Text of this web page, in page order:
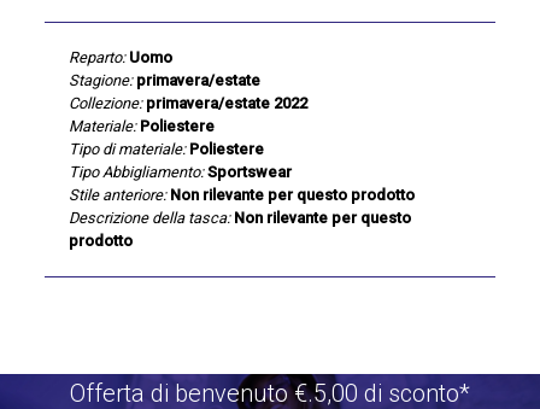
Reparto: Uomo
Stagione: primavera/estate
Collezione: primavera/estate 2022
Materiale: Poliestere
Tipo di materiale: Poliestere
Tipo Abbigliamento: Sportswear
Stile anteriore: Non rilevante per questo prodotto
Descrizione della tasca: Non rilevante per questo
prodotto
Offerta di benvenuto €.5,00 di sconto*